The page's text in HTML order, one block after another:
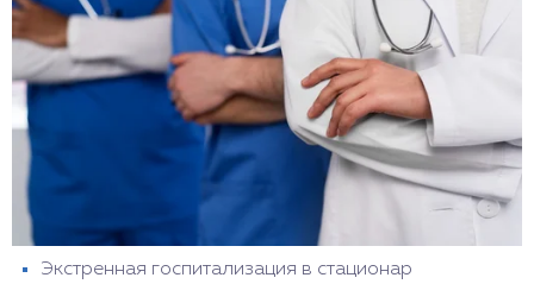
Экстренная госпитализация в стационар